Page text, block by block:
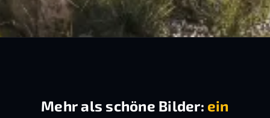
Mehr als schöne Bilder: ein